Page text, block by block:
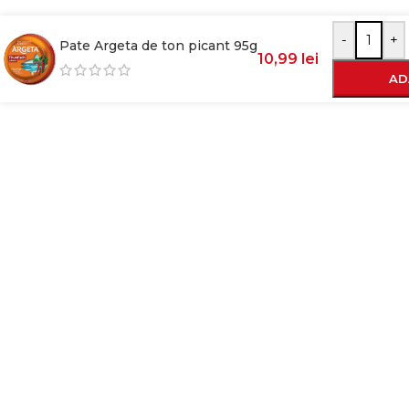
Pate Argeta de ton picant 95g
10,99 lei
- +